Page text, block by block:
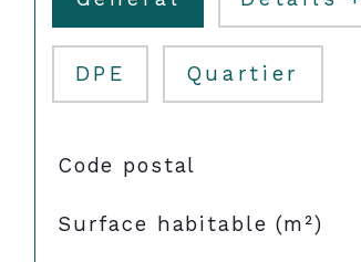
DPE Quartier
TRAD_SIROCCO_Caracteristique
Code postal
Surface habitable (m²)